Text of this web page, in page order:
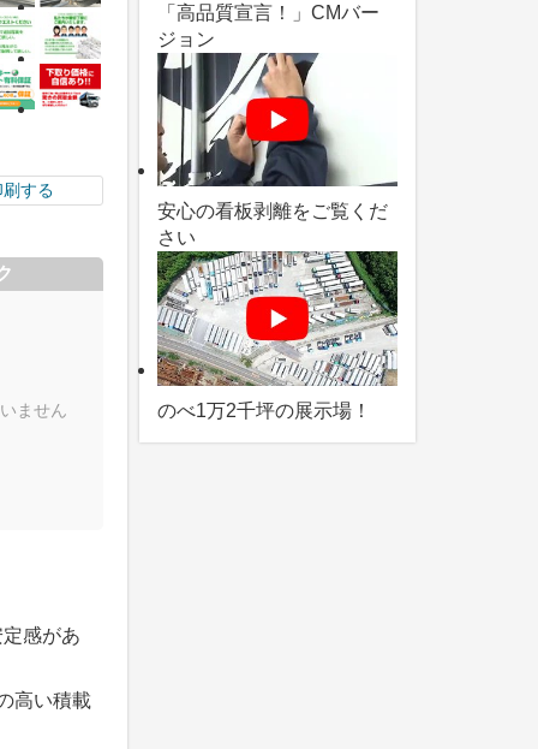
刷する
ません
感があ
高い積載
「高品質宣言！」CMバー
ジョン
安心の看板剥離をご覧くだ
さい
のべ1万2千坪の展示場！